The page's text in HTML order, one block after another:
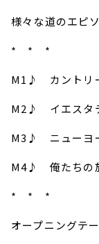
様々な道のエピ
* * *
M1♪ カントリ
M2♪ イエスタ
M3♪ ニューヨー
M4♪ 俺たちの
* * *
オープニングテ